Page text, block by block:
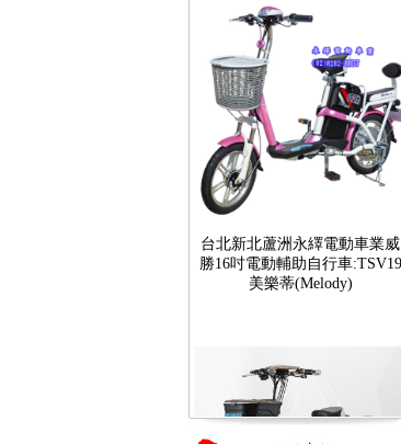
台北新北蘆洲永繹電動車業威
勝16吋電動輔助自行車:TSV19
美樂蒂(Melody)